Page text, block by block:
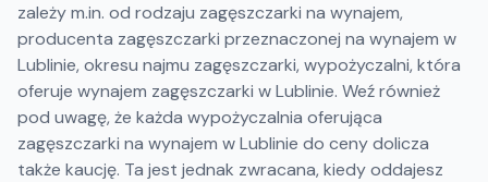
zależy m.in. od rodzaju zagęszczarki na wynajem,
producenta zagęszczarki przeznaczonej na wynajem w
Lublinie, okresu najmu zagęszczarki, wypożyczalni, która
oferuje wynajem zagęszczarki w Lublinie. Weź również
pod uwagę, że każda wypożyczalnia oferująca
zagęszczarki na wynajem w Lublinie do ceny dolicza
także kaucję. Ta jest jednak zwracana, kiedy oddajesz